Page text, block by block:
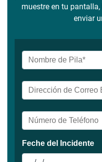
muestre en tu
enviar